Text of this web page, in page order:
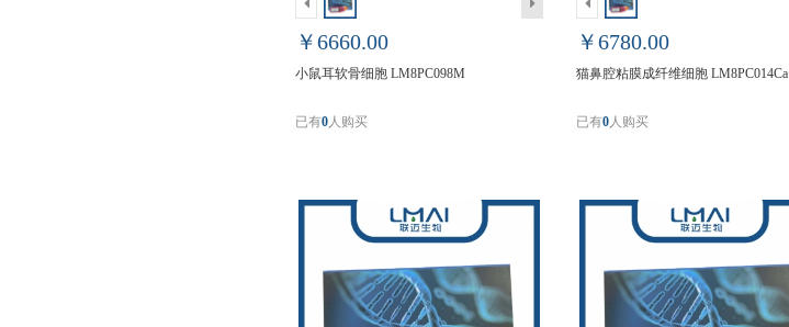
￥6660.00
小鼠耳软骨细胞 LM8PC098M
已有0人购买
￥6780.00
猫鼻腔粘膜成纤维细胞 LM8PC014Ca
已有0人购买